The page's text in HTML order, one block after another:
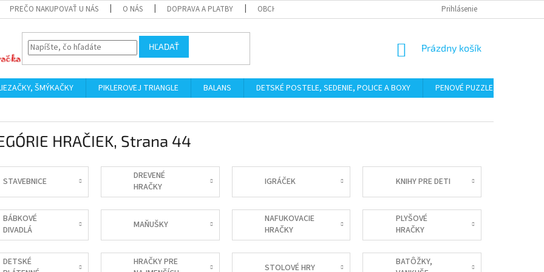
PREČO NAKUPOVAŤ U NÁS O NÁS DOPRAVA A PLATBY OBCHODNÉ PODMIENKY PODMIENKY OCHRANY OSOBNÝCH ÚDAJOV
Prihlásenie
HĽADAŤ
NÁKUPNÝ
Prázdny košík
ŠMÝKAČKY PIKLEROVEJ TRIANGLE BALANS DETSKÉ POSTELE, SEDENIE, POLICE A BOXY
PENOVÉ PUZZLE, ŽINENKY
HRAČIEK, Strana 44
STAVEBNICE
DREVENÉ
HRAČKY
IGRÁČEK KNIHY PRE DETI
BÁBKOVÉ
DIVADLÁ
MAŇUŠKY
NAFUKOVACIE
HRAČKY
PLYŠOVÉ
HRAČKY
DETSKÉ
HRAČKY PRE
STOLOVÉ HRY
BATÔŽKY,